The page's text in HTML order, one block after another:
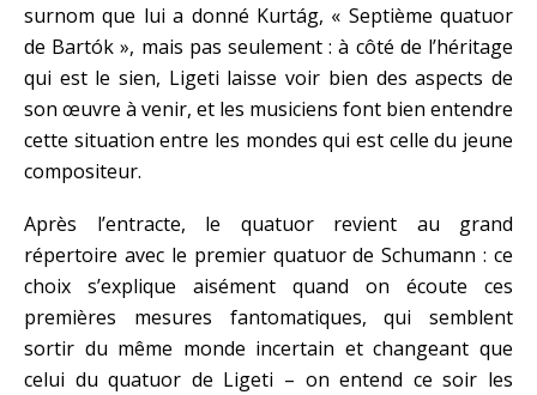
surnom que lui a donné Kurtág, « Septième quatuor
de Bartók », mais pas seulement : à côté de l’héritage
qui est le sien, Ligeti laisse voir bien des aspects de
son œuvre à venir, et les musiciens font bien entendre
cette situation entre les mondes qui est celle du jeune
compositeur.
Après l’entracte, le quatuor revient au grand
répertoire avec le premier quatuor de Schumann : ce
choix s’explique aisément quand on écoute ces
premières mesures fantomatiques, qui semblent
sortir du même monde incertain et changeant que
celui du quatuor de Ligeti – on entend ce soir les